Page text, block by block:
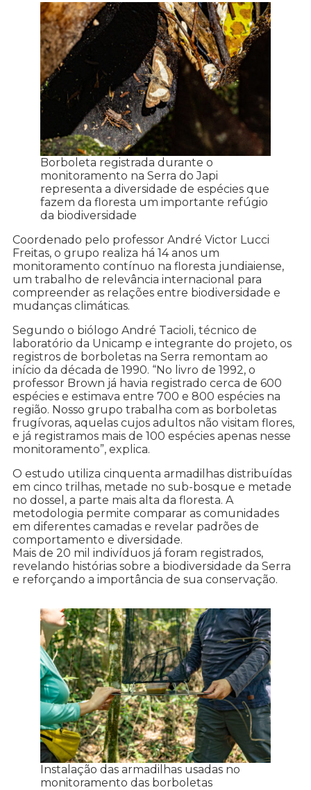
Borboleta registrada durante o
monitoramento na Serra do Japi
representa a diversidade de espécies que
fazem da floresta um importante refúgio
da biodiversidade
Coordenado pelo professor André Victor Lucci
Freitas, o grupo realiza há 14 anos um
monitoramento contínuo na floresta jundiaiense,
um trabalho de relevância internacional para
compreender as relações entre biodiversidade e
mudanças climáticas.
Segundo o biólogo André Tacioli, técnico de
laboratório da Unicamp e integrante do projeto, os
registros de borboletas na Serra remontam ao
início da década de 1990. “No livro de 1992, o
professor Brown já havia registrado cerca de 600
espécies e estimava entre 700 e 800 espécies na
região. Nosso grupo trabalha com as borboletas
frugívoras, aquelas cujos adultos não visitam flores,
e já registramos mais de 100 espécies apenas nesse
monitoramento”, explica.
O estudo utiliza cinquenta armadilhas distribuídas
em cinco trilhas, metade no sub-bosque e metade
no dossel, a parte mais alta da floresta. A
metodologia permite comparar as comunidades
em diferentes camadas e revelar padrões de
comportamento e diversidade.
Mais de 20 mil indivíduos já foram registrados,
revelando histórias sobre a biodiversidade da Serra
e reforçando a importância de sua conservação.
Instalação das armadilhas usadas no
monitoramento das borboletas